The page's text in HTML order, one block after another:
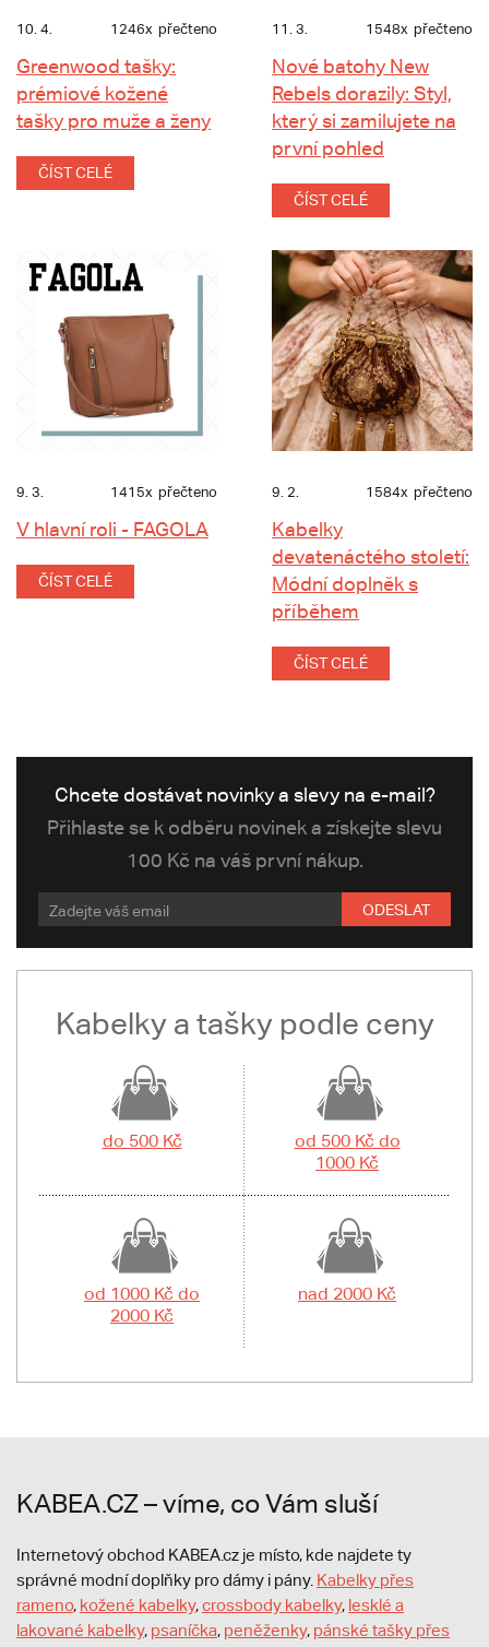
10. 4. 1246x přečteno
Greenwood tašky:
prémiové kožené
tašky pro muže a ženy
ČÍST CELÉ
11. 3. 1548x přečteno
Nové batohy New
Rebels dorazily: Styl,
který si zamilujete na
první pohled
ČÍST CELÉ
9. 3. 1415x přečteno
V hlavní roli - FAGOLA
ČÍST CELÉ
9. 2. 1584x přečteno
Kabelky
devatenáctého století:
Módní doplněk s
příběhem
ČÍST CELÉ
Chcete dostávat novinky a slevy na e-mail?
Přihlaste se k odběru novinek a získejte slevu
100 Kč na váš první nákup.
ODESLAT
Kabelky a tašky podle ceny
do 500 Kč
od 500 Kč do
1000 Kč
od 1000 Kč do
2000 Kč
nad 2000 Kč
KABEA.CZ – víme, co Vám sluší
Internetový obchod KABEA.cz je místo, kde najdete ty
správné modní doplňky pro dámy i pány. Kabelky přes
rameno, kožené kabelky,crossbody kabelky, lesklé a
lakované kabelky, psaníčka, peněženky, pánské tašky přes